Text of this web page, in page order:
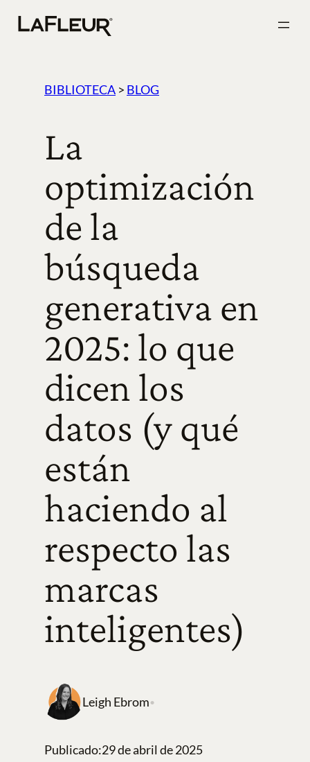
BIBLIOTECA > BLOG
La
optimización
de la
búsqueda
generativa en
2025: lo que
dicen los
datos (y qué
están
haciendo al
respecto las
marcas
inteligentes)
Leigh Ebrom•
Publicado:29 de abril de 2025